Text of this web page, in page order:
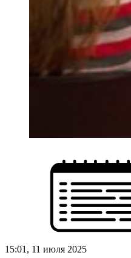
15:01, 11 июля 2025